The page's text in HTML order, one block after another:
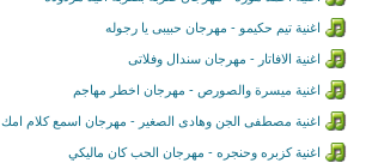
اغنية تيم حكيمو - مهرجان حبيبى يا رجوله
اغنية الافاتار - مهرجان سندال وفلاتى
اغنية ميسرة والصورص - مهرجان اخطر مهاجم
اغنية مصطفى الجن وهادى الصغير - مهرجان اسمع كلام امك
اغنية كزبره وحنجره - مهرجان الحب كان ماليكي